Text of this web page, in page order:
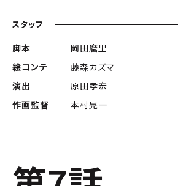
スタッフ
脚本
岡田麿里
絵コンテ
藤森カズマ
演出
原田孝宏
作画監督
本村晃一